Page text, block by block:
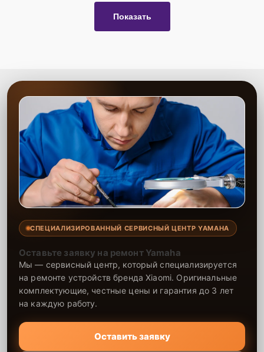
Показать
СПЕЦИАЛИЗИРОВАННЫЙ СЕРВИСНЫЙ ЦЕНТР YAMAHA
Оставьте заявку на ремонт Yamaha
Мы — сервисный центр, который специализируется
на ремонте устройств бренда Xiaomi. Оригинальные
комплектующие, честные цены и гарантия до 3 лет
на каждую работу.
Оставить заявку